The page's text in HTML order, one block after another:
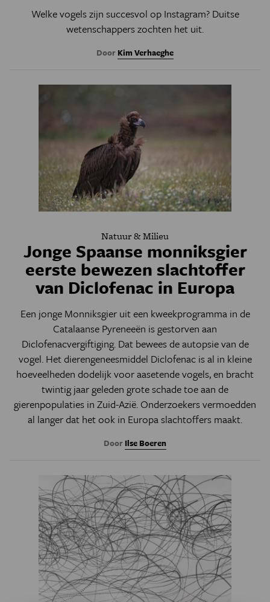
Welke vogels zijn succesvol op Instagram? Duitse
wetenschappers zochten het uit.
Door Kim Verhaeghe
Natuur & Milieu
Jonge Spaanse monniksgier
eerste bewezen slachtoffer
van Diclofenac in Europa
Een jonge Monniksgier uit een kweekprogramma in de
Catalaanse Pyreneeën is gestorven aan
Diclofenacvergiftiging. Dat bewees de autopsie van de
vogel. Het dierengeneesmiddel Diclofenac is al in kleine
hoeveelheden dodelijk voor aasetende vogels, en bracht
twintig jaar geleden grote schade toe aan de
gierenpopulaties in Zuid-Azië. Onderzoekers vermoedden
al langer dat het ook in Europa slachtoffers maakt.
Door Ilse Boeren